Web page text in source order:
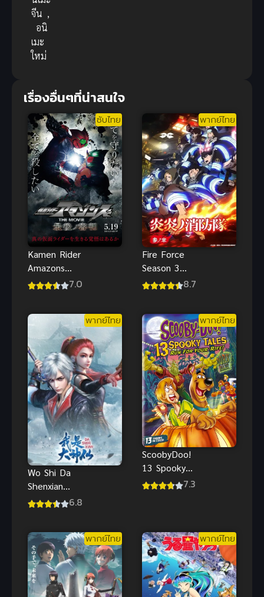
จีน ,
อนิ
เมะ
ใหม่
เรื่องอื่นๆที่น่าสนใจ
ซับไทย
Kamen Rider
Amazons
The Movie
ซับไทย
7.0
พากย์ไทย
Fire Force
Season 3
หน่วยผจญคน
คชั่นสุดเดือด
8.7
พากย์ไทย
Wo Shi Da
Shenxian
(2020) ข้าคือ
6.8
พากย์ไทย
ScoobyDoo!
13 Spooky
Tales: Run7.3
พากย์ไทย พากย์ไทย